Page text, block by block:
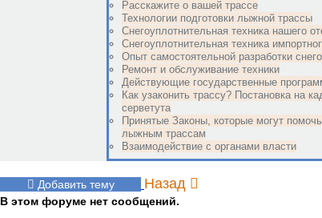
Расскажите о вашей трассе
Технологии подготовки лыжной трассы
Снегоуплотнительная техника нашего
Снегоуплотнительная техника
Опыт самостоятельной разработки
Ремонт и обслуживание техники
Действующие государственные
Как узаконить трассу? Постановка на
серветута
Принятые Законы, которые могут
лыжным трассам
Взаимодействие с органами власти
Добавить тему Назад
В этом форуме нет сообщений.